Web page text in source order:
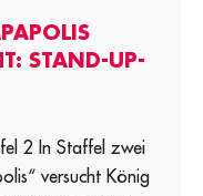
STAND-UP-
2 In Staffel zwei
versucht König